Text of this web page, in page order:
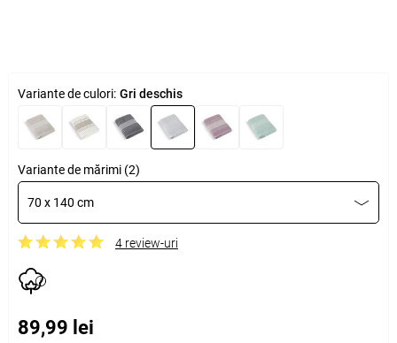
Variante de culori: Gri deschis
Variante de mărimi (2)
70 x 140 cm
4 review-uri
89,99 lei